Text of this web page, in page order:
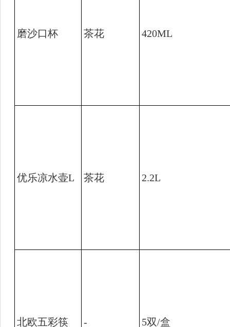
磨沙口杯 茶花 420ML
优乐凉水壶L 茶花 2.2L
北欧五彩筷 - 5双/盒